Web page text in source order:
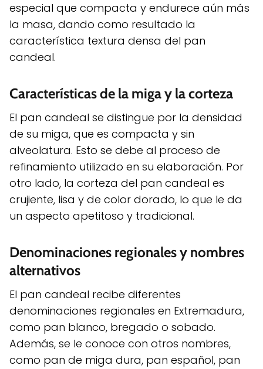
especial que compacta y endurece aún más
la masa, dando como resultado la
característica textura densa del pan
candeal.
Características de la miga y la corteza
El pan candeal se distingue por la densidad
de su miga, que es compacta y sin
alveolatura. Esto se debe al proceso de
refinamiento utilizado en su elaboración. Por
otro lado, la corteza del pan candeal es
crujiente, lisa y de color dorado, lo que le da
un aspecto apetitoso y tradicional.
Denominaciones regionales y nombres
alternativos
El pan candeal recibe diferentes
denominaciones regionales en Extremadura,
como pan blanco, bregado o sobado.
Además, se le conoce con otros nombres,
como pan de miga dura, pan español, pan